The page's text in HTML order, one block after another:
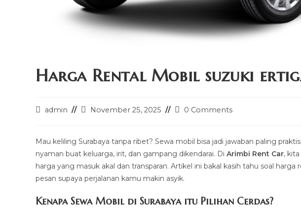
Harga Rental Mobil suzuki
Postadmin
PostNovember 25, 2025
Post0 Comments
Mau keliling Surabaya tanpa ribet? Sewa mobil bisa jadi jawaban paling
nyaman buat keluarga, irit, dan gampang dikendarai. Di Arimbi Rent Car,
harga yang masuk akal dan transparan. Artikel ini bakal kasih tahu soal
pesan supaya perjalanan kamu makin asyik.
Kenapa Sewa Mobil di Surabaya itu Pilihan Cerdas?